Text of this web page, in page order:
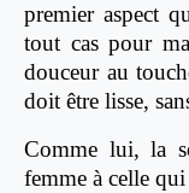
premier aspect
tout cas pour
douceur au
doit être lisse,
Comme lui, la
femme à celle